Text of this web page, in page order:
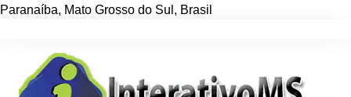
Paranaíba, Mato Grosso do Sul , Brasil
conteúdo